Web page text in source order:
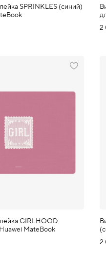
SPRINKLES (синий)
2
GIRLHOOD
MateBook
2